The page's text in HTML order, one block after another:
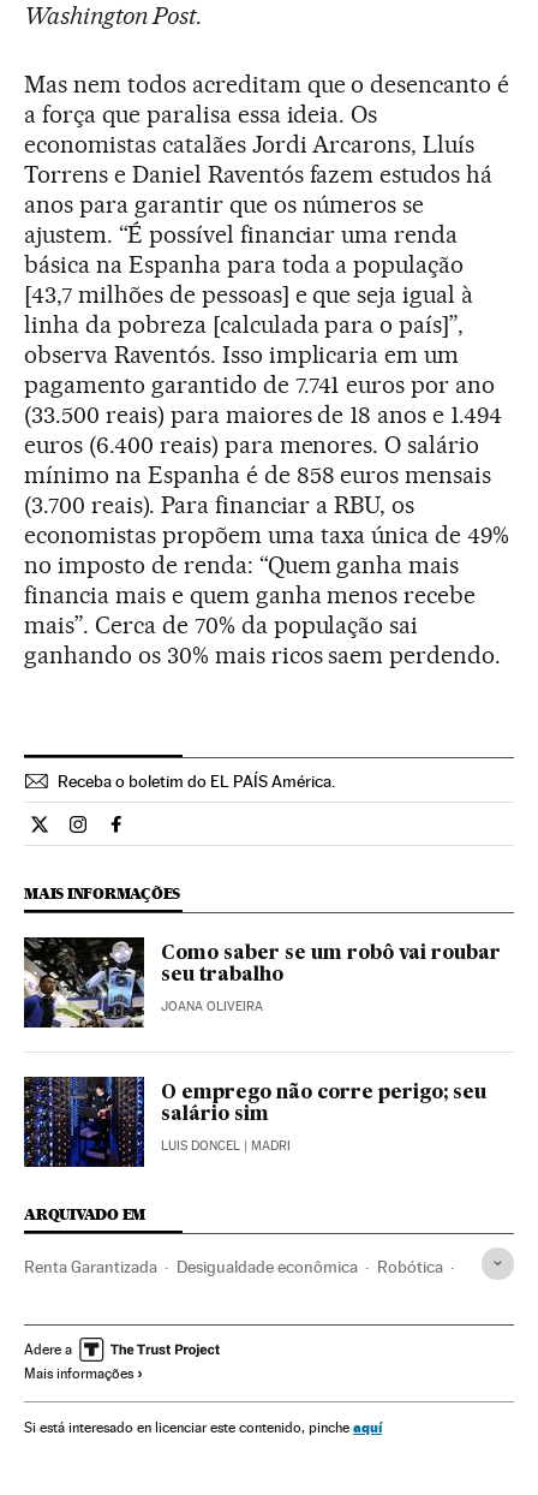
Washington Post.
Mas nem todos acreditam que o desencanto é
a força que paralisa essa ideia. Os
economistas catalães Jordi Arcarons, Lluís
Torrens e Daniel Raventós fazem estudos há
anos para garantir que os números se
ajustem. “É possível financiar uma renda
básica na Espanha para toda a população
[43,7 milhões de pessoas] e que seja igual à
linha da pobreza [calculada para o país]”,
observa Raventós. Isso implicaria em um
pagamento garantido de 7.741 euros por ano
(33.500 reais) para maiores de 18 anos e 1.494
euros (6.400 reais) para menores. O salário
mínimo na Espanha é de 858 euros mensais
(3.700 reais). Para financiar a RBU, os
economistas propõem uma taxa única de 49%
no imposto de renda: “Quem ganha mais
financia mais e quem ganha menos recebe
mais”. Cerca de 70% da população sai
ganhando os 30% mais ricos saem perdendo.
Receba o boletim do EL PAÍS América.
Economia El País Brasil en Twitter
Economia El País Brasil en Instagram
Economia El País Brasil en Facebook
MAIS INFORMAÇÕES
Como saber se um robô vai roubar
seu trabalho
JOANA OLIVEIRA
O emprego não corre perigo; seu
salário sim
LUIS DONCEL | MADRI
ARQUIVADO EM
Renta Garantizada Desigualdade econômica Robótica
Economia Problemas sociais
Fundos investimento Mercados financeiros Finanças
Adere a
Mais informações
Si está interesado en licenciar este contenido, pinche aquí